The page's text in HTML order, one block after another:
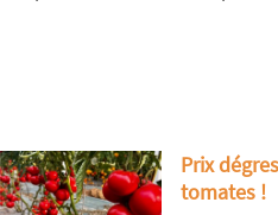
Prix
tomates !